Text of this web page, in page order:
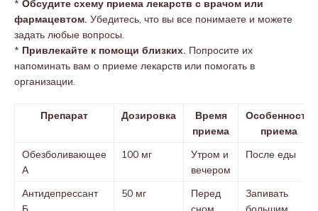
* Обсудите схему приема лекарств с врачом или
фармацевтом. Убедитесь, что вы все понимаете и можете
задать любые вопросы.
* Привлекайте к помощи близких. Попросите их
напоминать вам о приеме лекарств или помогать в
организации.
Препарат Дозировка
Время
приема
Особенности
приема
Обезболивающее
А
100 мг
Утром и
вечером
После еды
Антидепрессант
50 мг
Перед
Запивать